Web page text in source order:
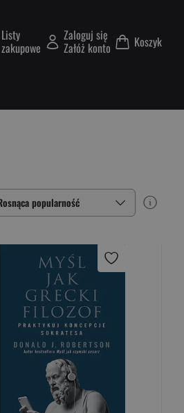
Listy
zakupowe
Zaloguj się
Załóż konto Koszyk
popularność